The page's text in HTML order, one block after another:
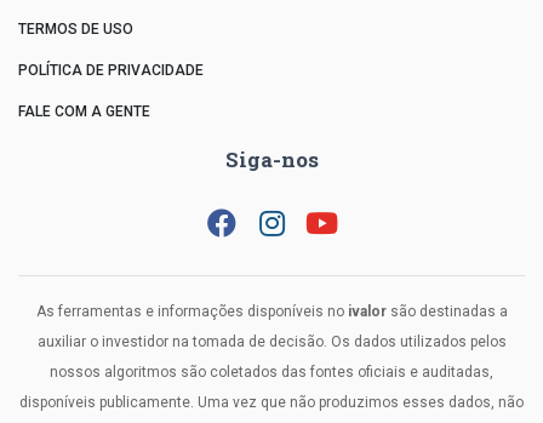
TERMOS DE USO
POLÍTICA DE PRIVACIDADE
FALE COM A GENTE
Siga-nos
As ferramentas e informações disponíveis no ivalorsão destinadas a
auxiliar o investidor na tomada de decisão. Os dados utilizados pelos
nossos algoritmos são coletados das fontes oficiais e auditadas,
disponíveis publicamente. Uma vez que não produzimos esses dados, não